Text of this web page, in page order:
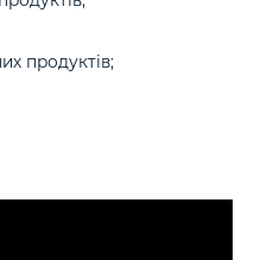
продуктів;